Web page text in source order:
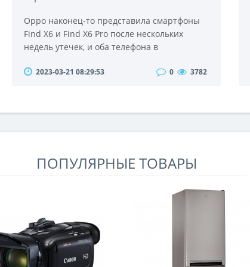
Oppo наконец-то представила смартфоны
Find X6 и Find X6 Pro после нескольких
недель утечек, и оба телефона в
нашим ожиданиям, основываясь на
Find X6 — это базовая модель, и в
2023-03-21 08:29:53 0 3782
ПОПУЛЯРНЫЕ ТОВАРЫ